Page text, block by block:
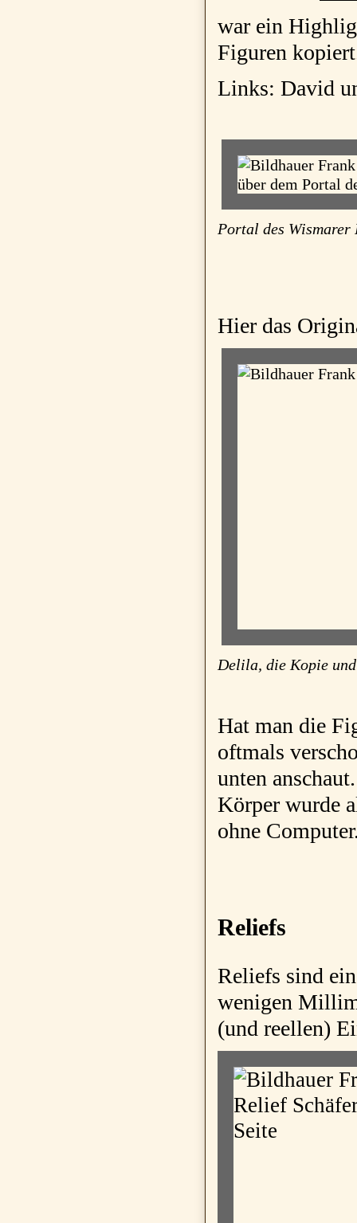
war ein
Figuren
Links: David
Portal des Wismarer
Hier das
Delila, die Kopie
Hat man die
oftmals
unten
Körper wurde
ohne
Reliefs
Reliefs sind
wenigen
(und reellen)